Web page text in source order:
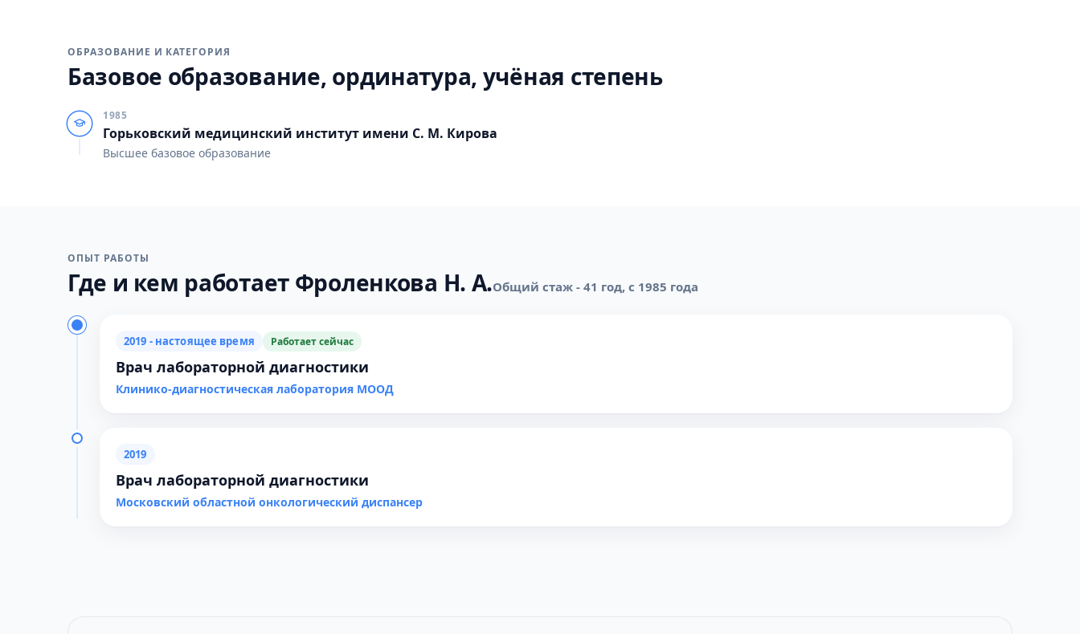
ОБРАЗОВАНИЕ И КАТЕГОРИЯ
Базовое образование, ординатура, учёная степень
1985
Горьковский медицинский институт имени С. М. Кирова
Высшее базовое образование
ОПЫТ РАБОТЫ
Где и кем работает Фроленкова Н. А.Общий стаж - 41 год, с 1985 года
2019 - настоящее время Работает сейчас
Врач лабораторной диагностики
Клинико-диагностическая лаборатория МООД
2019
Врач лабораторной диагностики
Московский областной онкологический диспансер